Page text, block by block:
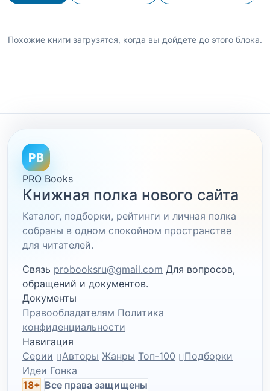
Похожие книги загрузятся, когда вы дойдете до этого блока.
PB
PRO Books
Книжная полка нового сайта
Каталог, подборки, рейтинги и личная полка
собраны в одном спокойном пространстве
для читателей.
Связь probooksru@gmail.com Для вопросов,
обращений и документов.
Документы
Правообладателям Политика
конфиденциальности
Навигация
Серии
Авторы Жанры Топ-100
Подборки
Идеи Гонка
18+ Все права защищены